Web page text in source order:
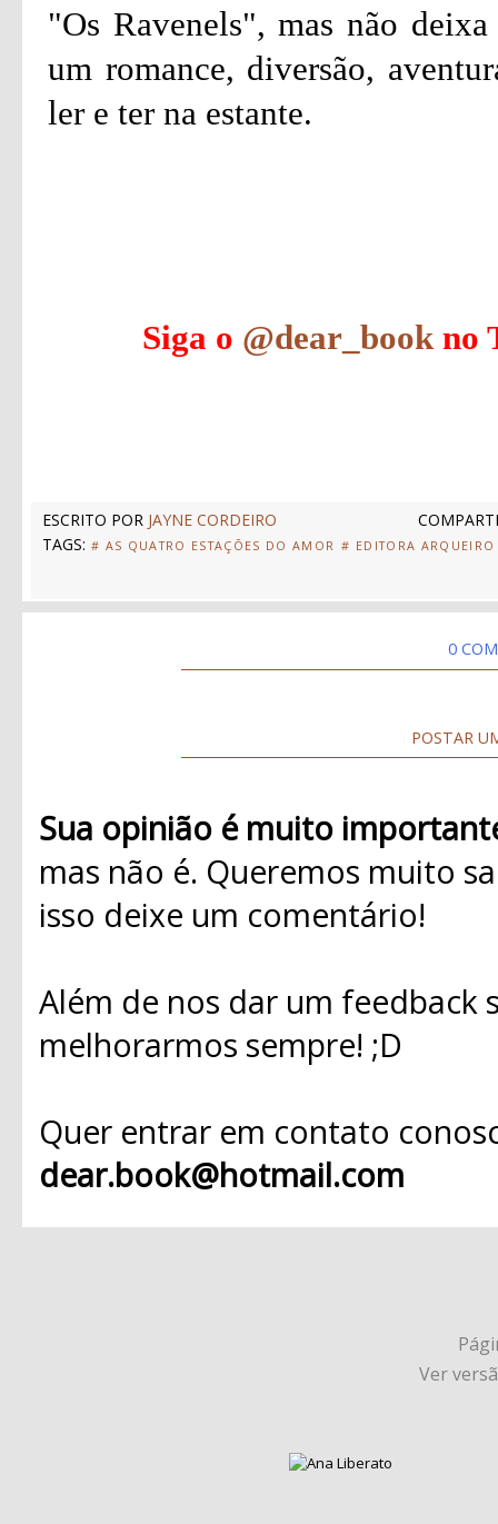
"Os Ravenels", mas não
um romance, diversão,
ler e ter na estante.
Siga o @dear_book no
ESCRITO POR JAYNE CORDEIRO
TAGS: # AS QUATRO ESTAÇÕES DO AMOR # EDITORA ARQUEIRO
0
POSTAR
Sua opinião é muito
mas não é. Queremos muito
isso deixe um comentário!
Além de nos dar um
melhorarmos sempre! ;D
Quer entrar em contato
dear.book@hotmail.com
Ver